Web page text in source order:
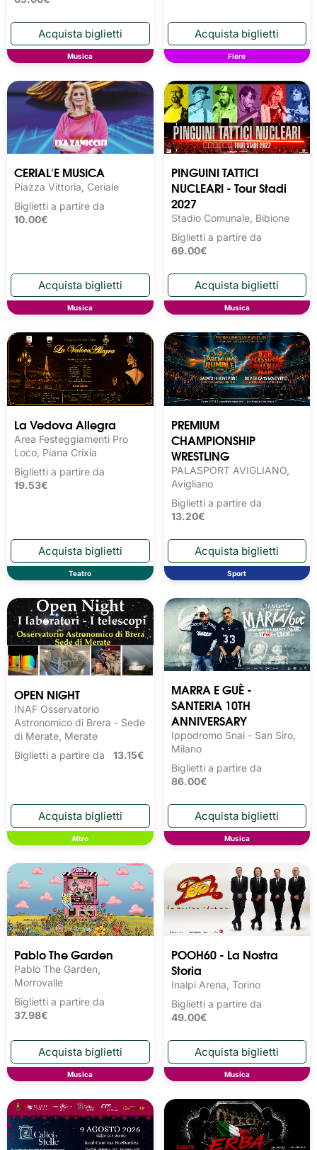
Musica Fiere
CERIAL'E MUSICA
Piazza Vittoria, Ceriale
Biglietti a partire da
10.00€
Musica
PINGUINI TATTICI
NUCLEARI - Tour Stadi
2027
Stadio Comunale, Bibione
Biglietti a partire da
69.00€
Musica
La Vedova Allegra
Area Festeggiamenti Pro
Loco, Piana Crixia
Biglietti a partire da
19.53€
Teatro
PREMIUM
CHAMPIONSHIP
WRESTLING
PALASPORT AVIGLIANO,
Avigliano
Biglietti a partire da
13.20€
Sport
OPEN NIGHT
INAF Osservatorio
Astronomico di Brera - Sede
di Merate, Merate
Biglietti a partire da 13.15€
Altro
MARRA E GUÈ -
SANTERIA 10TH
ANNIVERSARY
Ippodromo Snai - San Siro,
Milano
Biglietti a partire da
86.00€
Musica
Pablo The Garden
Pablo The Garden,
Morrovalle
Biglietti a partire da
37.98€
Musica
POOH60 - La Nostra
Storia
Inalpi Arena, Torino
Biglietti a partire da
49.00€
Musica